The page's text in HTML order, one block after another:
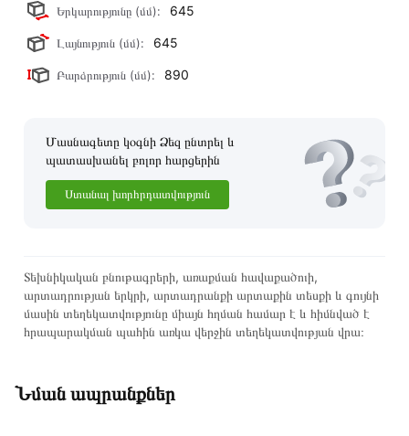
Երկարությունը (մմ): 645
Լայնություն (մմ): 645
Բարձրություն (մմ): 890
Մասնագետը կօգնի Ձեզ ընտրել և
պատասխանել բոլոր հարցերին
Ստանալ խորհրդատվություն
Տեխնիկական բնութագրերի, առաքման հավաքածուի,
արտադրության երկրի, արտադրանքի արտաքին տեսքի և գույնի
մասին տեղեկատվությունը միայն հղման համար է և հիմնված է
հրապարակման պահին առկա վերջին տեղեկատվության վրա։
Նման ապրանքներ